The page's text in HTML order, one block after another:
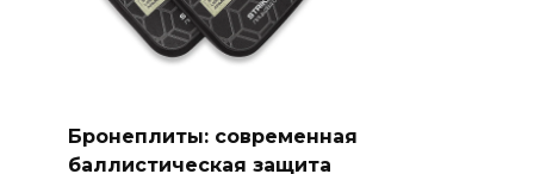
Бронеплиты: современная
баллистическая защита